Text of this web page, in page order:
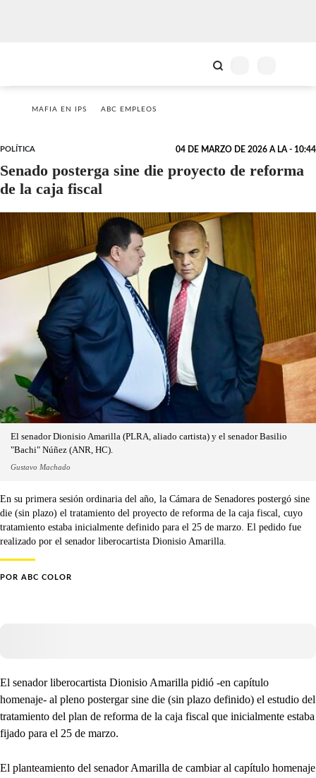
MAFIA EN IPS ABC EMPLEOS
POLÍTICA 04 DE MARZO DE 2026 A LA - 10:44
Senado posterga sine die proyecto de reforma
de la caja fiscal
El senador Dionisio Amarilla (PLRA, aliado cartista) y el senador Basilio
"Bachi" Núñez (ANR, HC).
Gustavo Machado
En su primera sesión ordinaria del año, la Cámara de Senadores postergó sine
die (sin plazo) el tratamiento del proyecto de reforma de la caja fiscal, cuyo
tratamiento estaba inicialmente definido para el 25 de marzo. El pedido fue
realizado por el senador liberocartista Dionisio Amarilla.
POR ABC COLOR
El senador liberocartista Dionisio Amarilla pidió -en capítulo
homenaje- al pleno postergar sine die (sin plazo definido) el estudio del
tratamiento del plan de reforma de la caja fiscal que inicialmente estaba
fijado para el 25 de marzo.
El planteamiento del senador Amarilla de cambiar al capítulo homenaje